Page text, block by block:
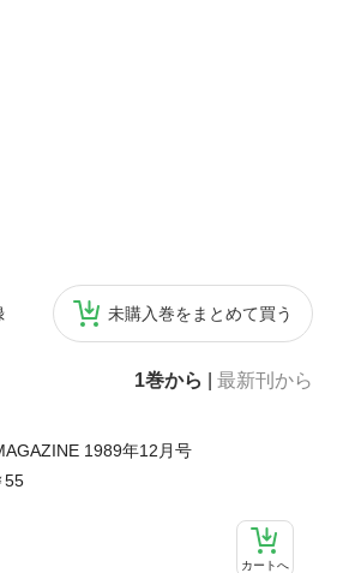
未購入巻をまとめて買う
1巻から 最新刊から
1989年12月号
55
カートへ